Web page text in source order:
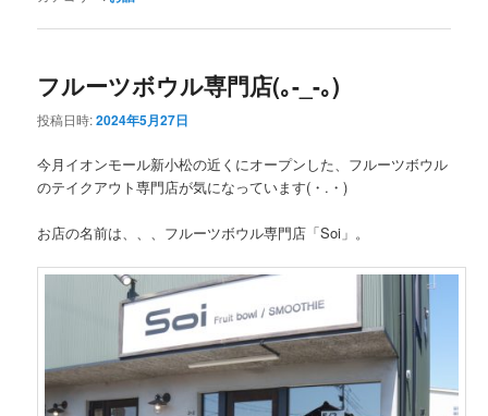
フルーツボウル専門店(｡-_-｡)
投稿日時:2024年5月27日
今月イオンモール新小松の近くにオープンした、フルーツボウル
のテイクアウト専門店が気になっています(・.・)
お店の名前は、、、フルーツボウル専門店「Soi」。